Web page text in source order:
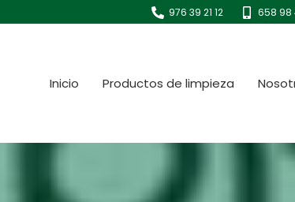
976 39 21 12 658 98
Inicio Productos de limpieza